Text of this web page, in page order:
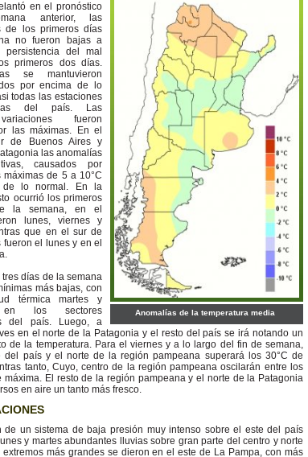
Anomalías de la temperatura media
en el pronóstico
anterior, las
de los primeros días
no fueron bajas a
del mal
primeros dos días.
se mantuvieron
por encima de lo
todas las estaciones
del país. Las
fueron
las máximas. En el
de Buenos Aires y
las anomalías
causados por
máximas de 5 a 10°C
de lo normal. En la
ocurrió los primeros
la semana, en el
lunes, viernes y
que en el sur de
fueron el lunes y en el
tres días de la semana
más bajas, con
térmica martes y
en los sectores
del país. Luego, a
en el norte de la Patagonia y el resto del país se irá notando un
de la temperatura. Para el viernes y a lo largo del fin de semana,
del país y el norte de la región pampeana superará los 30°C de
tanto, Cuyo, centro de la región pampeana oscilarán entre los
máxima. El resto de la región pampeana y el norte de la Patagonia
en aire un tanto más fresco.
de un sistema de baja presión muy intenso sobre el este del país
y martes abundantes lluvias sobre gran parte del centro y norte
más grandes se dieron en el este de La Pampa, con más